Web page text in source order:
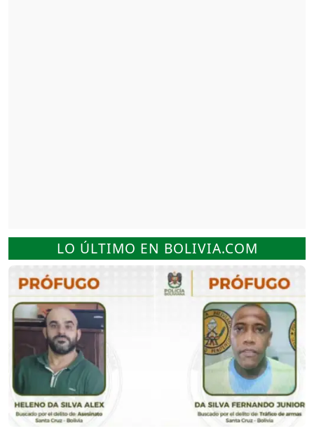
LO ÚLTIMO EN BOLIVIA.COM